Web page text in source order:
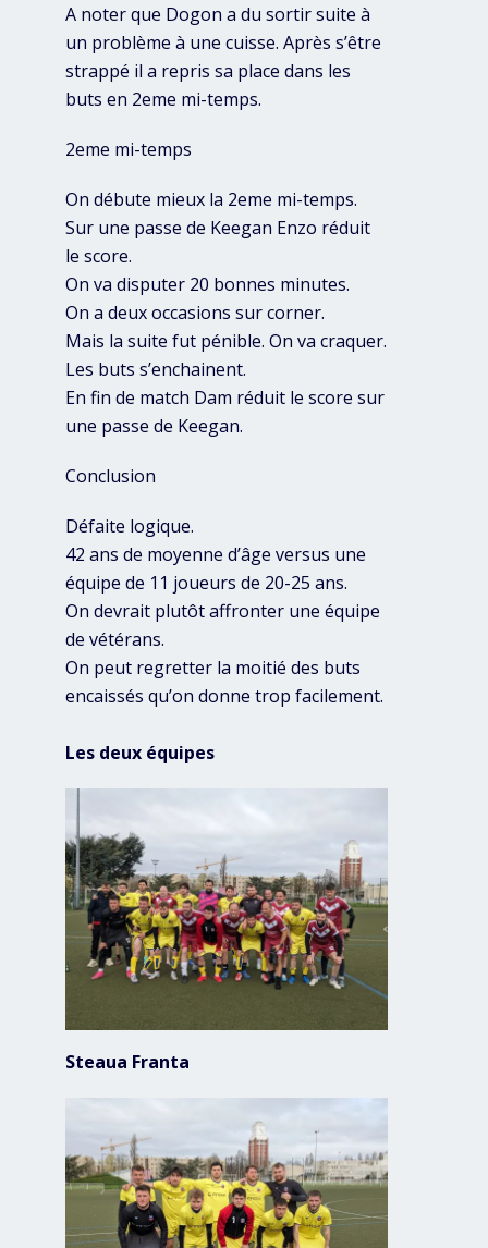
A noter que Dogon a du sortir suite à
un problème à une cuisse. Après s’être
strappé il a repris sa place dans les
buts en 2eme mi-temps.
2eme mi-temps
On débute mieux la 2eme mi-temps.
Sur une passe de Keegan Enzo réduit
le score.
On va disputer 20 bonnes minutes.
On a deux occasions sur corner.
Mais la suite fut pénible. On va craquer.
Les buts s’enchainent.
En fin de match Dam réduit le score sur
une passe de Keegan.
Conclusion
Défaite logique.
42 ans de moyenne d’âge versus une
équipe de 11 joueurs de 20-25 ans.
On devrait plutôt affronter une équipe
de vétérans.
On peut regretter la moitié des buts
encaissés qu’on donne trop facilement.
Les deux équipes
Steaua Franta